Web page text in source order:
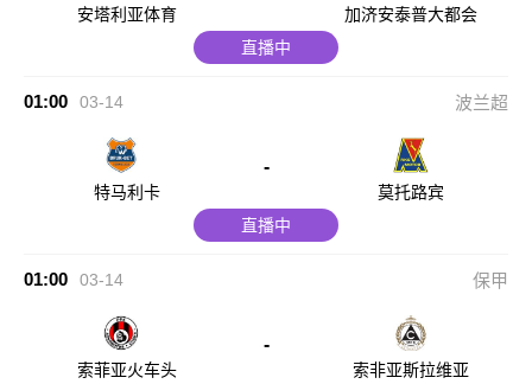
安塔利亚体育
加济安泰普大都会
直播中
01:00 03-14 波兰超
特马利卡
-
莫托路宾
直播中
01:00 03-14 保甲
索菲亚火车头
-
索非亚斯拉维亚